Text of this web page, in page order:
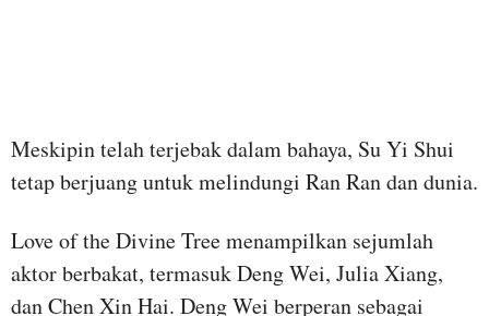
Meskipin telah terjebak dalam bahaya, Su Yi Shui
tetap berjuang untuk melindungi Ran Ran dan dunia.
Love of the Divine Tree menampilkan sejumlah
aktor berbakat, termasuk Deng Wei, Julia Xiang,
dan Chen Xin Hai. Deng Wei berperan sebagai